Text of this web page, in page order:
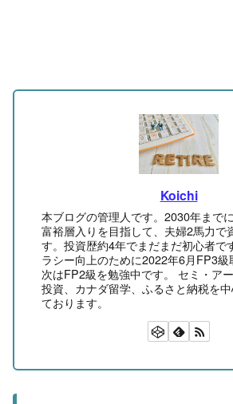
Koichi
本ブログの管理人です。2030年まで
富裕層入りを目指して、夫婦2馬力で
す。投資歴約4年でまだまだ初心者で
ラシー向上のために2022年6月FP3級
次はFP2級を勉強中です。 セミ・アー
投資、カナダ留学、ふるさと納税を
ております。